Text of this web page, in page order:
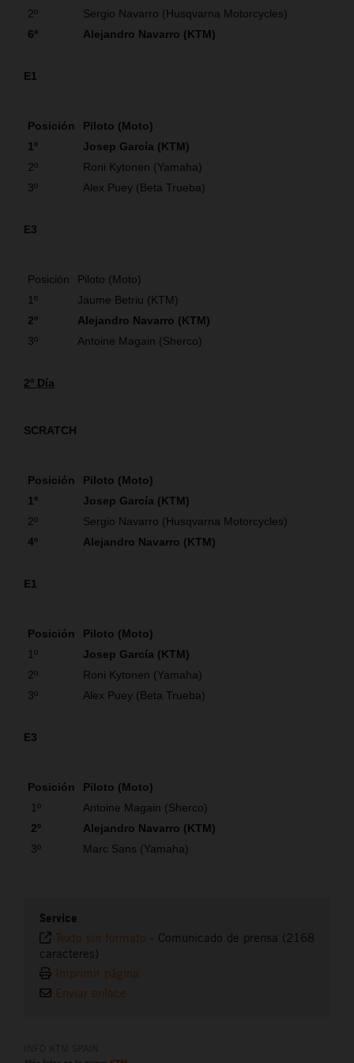
2º
Sergio Navarro (Husqvarna Motorcycles)
6º
Alejandro Navarro (KTM)
E1
Posición
Piloto (Moto)
1º
Josep García (KTM)
2º
Roni Kytonen (Yamaha)
3º
Alex Puey (Beta Trueba)
E3
Posición
Piloto (Moto)
1º
Jaume Betriu (KTM)
2º
Alejandro Navarro (KTM)
3º
Antoine Magain (Sherco)
2º Día
SCRATCH
Posición
Piloto (Moto)
1º
Josep García (KTM)
2º
Sergio Navarro (Husqvarna Motorcycles)
4º
Alejandro Navarro (KTM)
E1
Posición
Piloto (Moto)
1º
Josep García (KTM)
2º
Roni Kytonen (Yamaha)
3º
Alex Puey (Beta Trueba)
E3
Posición
Piloto (Moto)
1º
Antoine Magain (Sherco)
2º
Alejandro Navarro (KTM)
3º
Marc Sans (Yamaha)
Service
Texto sin formato - Comunicado de prensa (2168
caracteres)
Imprimir página
Enviar enlace